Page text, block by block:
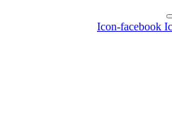
Icon-facebook